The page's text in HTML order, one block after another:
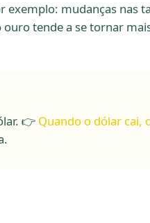
mudanças nas
tende a se tornar
👉 Quando o dólar cai,